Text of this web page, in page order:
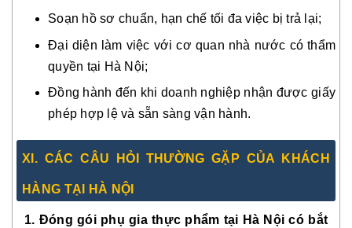
Soạn hồ sơ chuẩn, hạn chế tối đa việc bị trả lại;
Đại diện làm việc với cơ quan nhà nước có thẩm
quyền tại Hà Nội;
Đồng hành đến khi doanh nghiệp nhận được giấy
phép hợp lệ và sẵn sàng vận hành.
XI. CÁC CÂU HỎI THƯỜNG GẶP CỦA KHÁCH
HÀNG TẠI HÀ NỘI
1. Đóng gói phụ gia thực phẩm tại Hà Nội có bắt